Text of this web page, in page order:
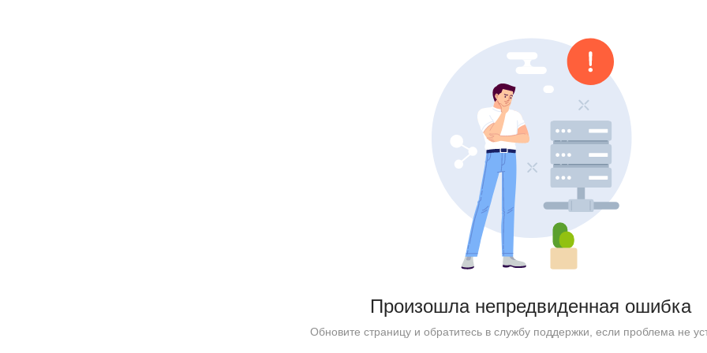
Произошла непредвиденная ошибка
Обновите страницу и обратитесь в службу поддержки, если проблема не